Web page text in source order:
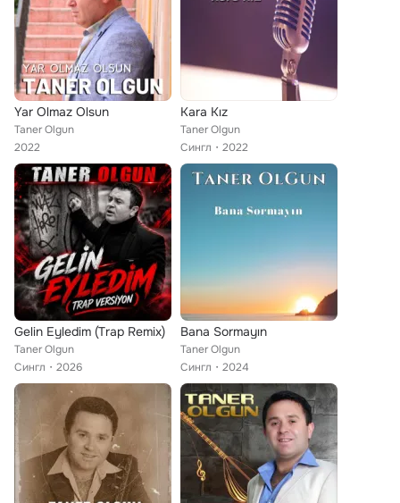
Yar Olmaz Olsun
Taner Olgun
2022
Kara Kız
Taner Olgun
Сингл
2022
Gelin Eyledim (Trap Remix)
Taner Olgun
Сингл
2026
Bana Sormayın
Taner Olgun
Сингл
2024